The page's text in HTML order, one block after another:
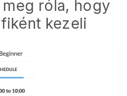
róla, hogy
kezeli